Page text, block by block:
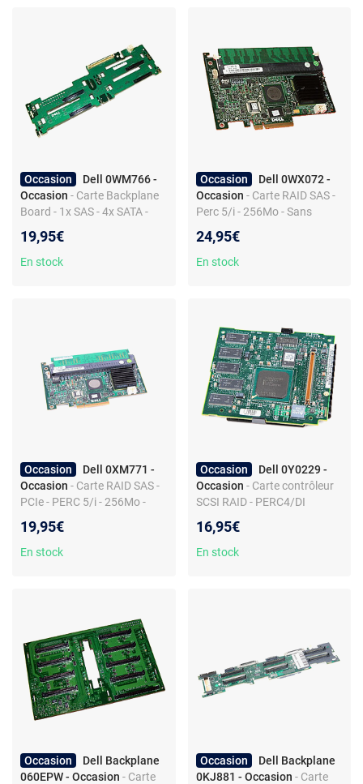
Occasion
Dell 0WM766 -
Occasion - Carte Backplane
Board - 1x SAS - 4x SATA -
19,95€
En stock
Occasion
Dell 0WX072 -
Occasion - Carte RAID SAS -
Perc 5/i - 256Mo - Sans
24,95€
En stock
Occasion
Dell 0XM771 -
Occasion - Carte RAID SAS -
PCIe - PERC 5/i - 256Mo -
19,95€
En stock
Occasion
Dell 0Y0229 -
Occasion - Carte contrôleur
SCSI RAID - PERC4/DI
16,95€
En stock
Occasion
Dell Backplane
060EPW - Occasion - Carte
Occasion
Dell Backplane
0KJ881 - Occasion - Carte